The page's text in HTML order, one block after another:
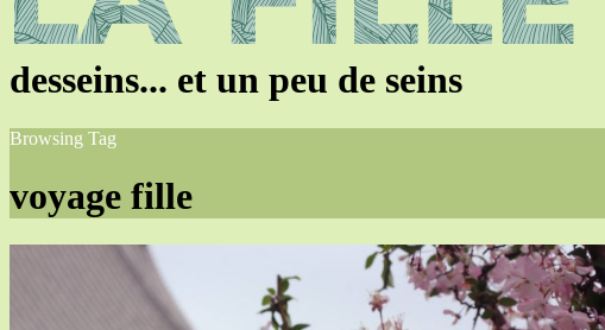
desseins... et un peu de seins
Browsing Tag
voyage fille